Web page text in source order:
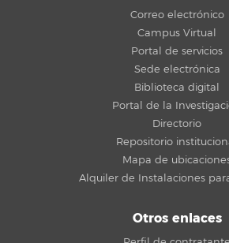
Correo electrónico
Campus Virtual
Portal de servicios
Sede electrónica
Biblioteca digital
Portal de la
Directorio
Repositorio
Mapa de
Alquiler de Instalaciones
Otros enlaces